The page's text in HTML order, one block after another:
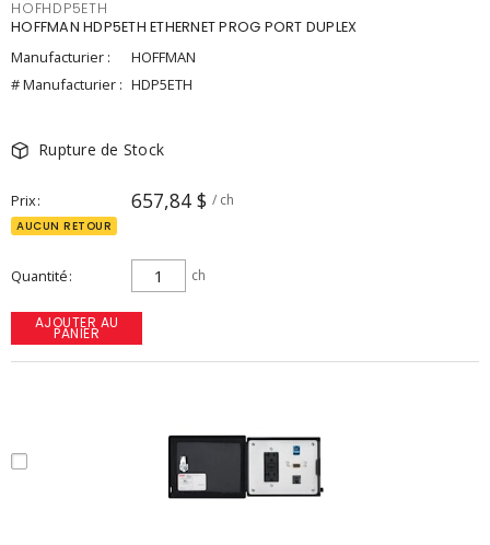
HOFHDP5ETH
HOFFMAN HDP5ETH ETHERNET PROG PORT DUPLEX
Manufacturier :
HOFFMAN
# Manufacturier : HDP5ETH
Rupture de Stock
Prix 657,84 $ / ch
AUCUN RETOUR
Quantité ch
AJOUTER AU
PANIER